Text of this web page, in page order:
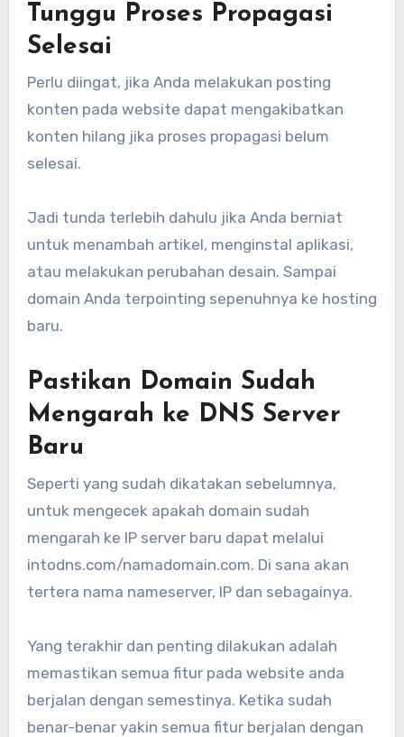
Tunggu Proses Propagasi
Selesai
Perlu diingat, jika Anda melakukan posting
konten pada website dapat mengakibatkan
konten hilang jika proses propagasi belum
selesai.
Jadi tunda terlebih dahulu jika Anda berniat
untuk menambah artikel, menginstal aplikasi,
atau melakukan perubahan desain. Sampai
domain Anda terpointing sepenuhnya ke hosting
baru.
Pastikan Domain Sudah
Mengarah ke DNS Server
Baru
Seperti yang sudah dikatakan sebelumnya,
untuk mengecek apakah domain sudah
mengarah ke IP server baru dapat melalui
intodns.com/namadomain.com. Di sana akan
tertera nama nameserver, IP dan sebagainya.
Yang terakhir dan penting dilakukan adalah
memastikan semua fitur pada website anda
berjalan dengan semestinya. Ketika sudah
benar-benar yakin semua fitur berjalan dengan